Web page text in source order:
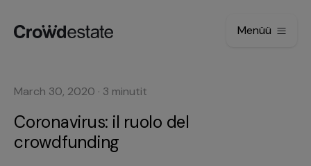
Menüü
March 30, 2020 · 3 minutit
Coronavirus: il ruolo del
crowdfunding